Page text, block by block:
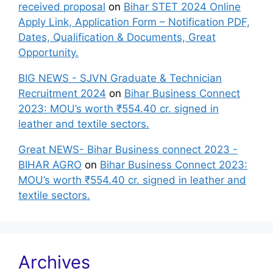
received proposal on Bihar STET 2024 Online
Apply Link, Application Form – Notification PDF,
Dates, Qualification & Documents, Great
Opportunity.
BIG NEWS - SJVN Graduate & Technician
Recruitment 2024 on Bihar Business Connect
2023: MOU’s worth ₹554.40 cr. signed in
leather and textile sectors.
Great NEWS- Bihar Business connect 2023 -
BIHAR AGRO on Bihar Business Connect 2023:
MOU’s worth ₹554.40 cr. signed in leather and
textile sectors.
Archives